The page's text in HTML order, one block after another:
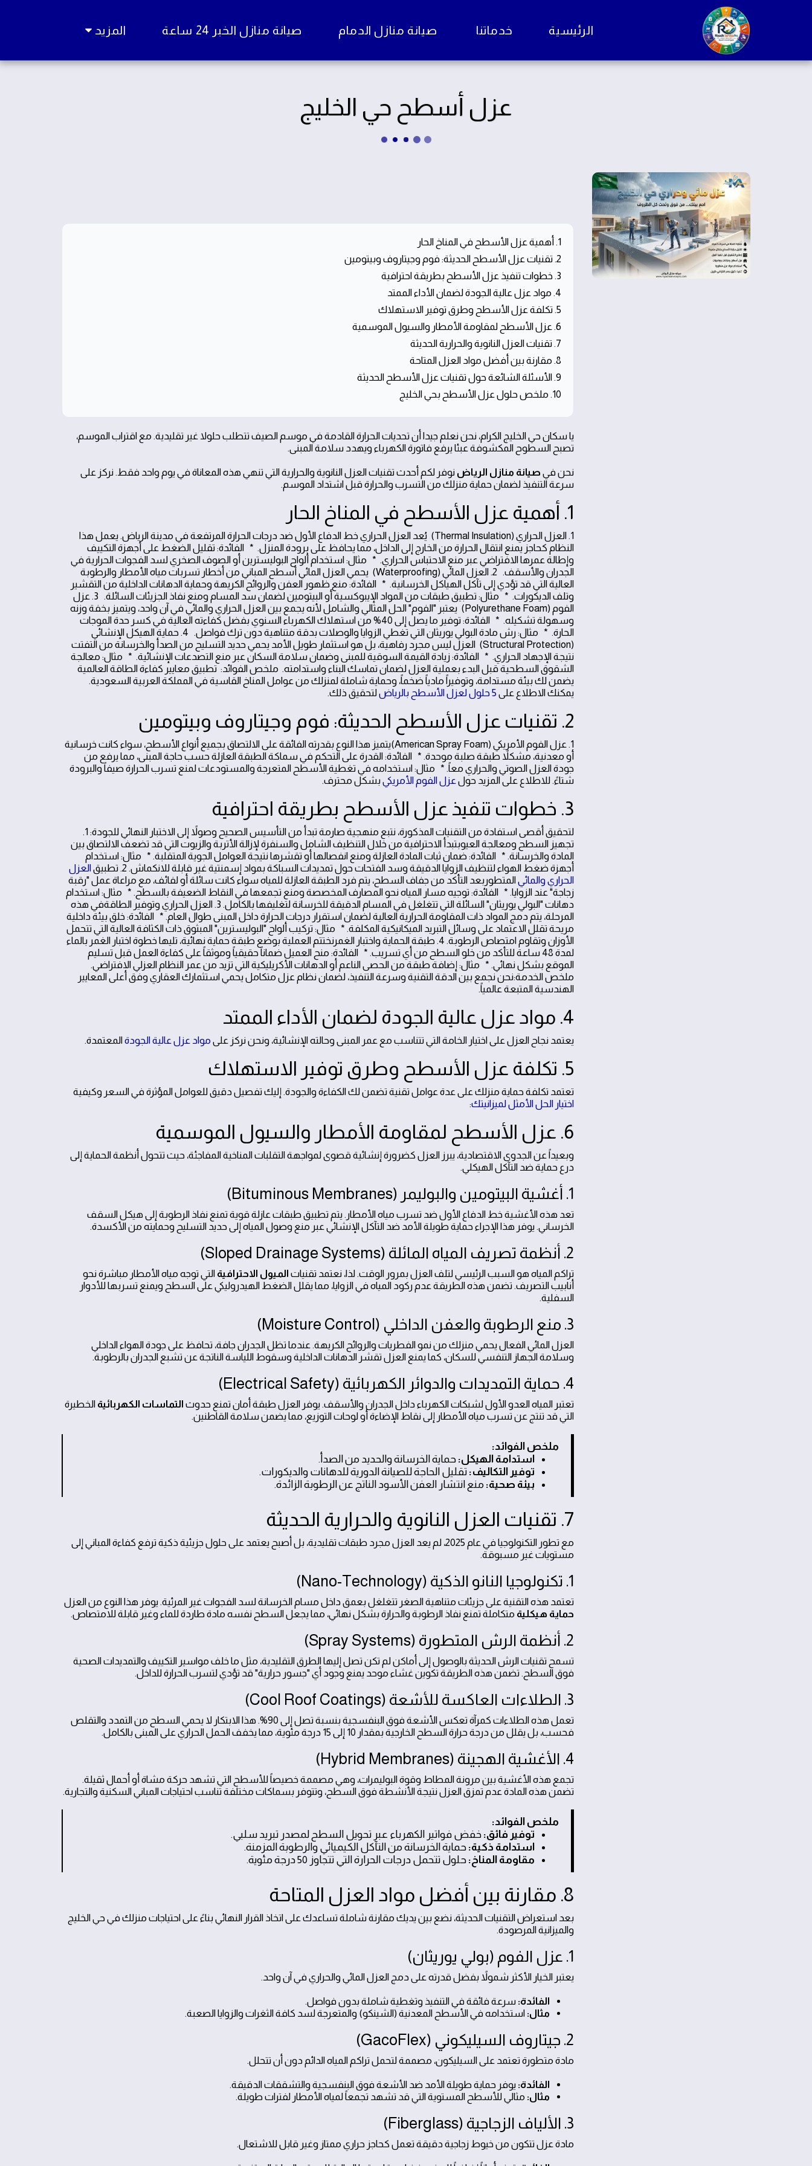
الرئيسية خدماتنا صيانة منازل الدمام صيانة منازل الخبر 24 ساعة المزيد
عزل أسطح حي الخليج
1. أهمية عزل الأسطح في المناخ الحار
2. تقنيات عزل الأسطح الحديثة: فوم وجيتاروف وبيتومين
3. خطوات تنفيذ عزل الأسطح بطريقة احترافية
4. مواد عزل عالية الجودة لضمان الأداء الممتد
5. تكلفة عزل الأسطح وطرق توفير الاستهلاك
6. عزل الأسطح لمقاومة الأمطار والسيول الموسمية
7. تقنيات العزل النانوية والحرارية الحديثة
8. مقارنة بين أفضل مواد العزل المتاحة
9. الأسئلة الشائعة حول تقنيات عزل الأسطح الحديثة
10. ملخص حلول عزل الأسطح بحي الخليج
يا سكان حي الخليج الكرام، نحن نعلم جيدا أن تحديات الحرارة القادمة في موسم الصيف تتطلب حلولا غير تقليدية. مع اقتراب الموسم،
تصبح السطوح المكشوفة عبئا يرفع فاتورة الكهرباء ويهدد سلامة المبنى.
نحن في صيانة منازل الرياض نوفر لكم أحدث تقنيات العزل النانوية والحرارية التي تنهي هذه المعاناة في يوم واحد فقط. نركز على
سرعة التنفيذ لضمان حماية منزلك من التسرب والحرارة قبل اشتداد الموسم.
1. أهمية عزل الأسطح في المناخ الحار
1. العزل الحراري (Thermal Insulation) يُعد العزل الحراري خط الدفاع الأول ضد درجات الحرارة المرتفعة في مدينة الرياض. يعمل هذا
النظام كحاجز يمنع انتقال الحرارة من الخارج إلى الداخل، مما يحافظ على برودة المنزل. * الفائدة: تقليل الضغط على أجهزة التكييف
وإطالة عمرها الافتراضي عبر منع الاحتباس الحراري. * مثال: استخدام ألواح البوليسترين أو الصوف الصخري لسد الفجوات الحرارية في
الجدران والأسقف. 2. العزل المائي (Waterproofing) يحمي العزل المائي أسطح المباني من أخطار تسربات مياه الأمطار والرطوبة
العالية التي قد تؤدي إلى تآكل الهياكل الخرسانية. * الفائدة: منع ظهور العفن والروائح الكريهة وحماية الدهانات الداخلية من التقشير
وتلف الديكورات. * مثال: تطبيق طبقات من المواد الإيبوكسية أو البيتومين لضمان سد المسام ومنع نفاذ الجزيئات السائلة. 3. عزل
الفوم (Polyurethane Foam) يعتبر "الفوم" الحل المثالي والشامل لأنه يجمع بين العزل الحراري والمائي في آن واحد، ويتميز بخفة وزنه
وسهولة تشكيله. * الفائدة: توفير ما يصل إلى 40% من استهلاك الكهرباء السنوي بفضل كفاءته العالية في كسر حدة الموجات
الحارة. * مثال: رش مادة البولي يوريثان التي تغطي الزوايا والوصلات بدقة متناهية دون ترك فواصل. 4. حماية الهيكل الإنشائي
(Structural Protection) العزل ليس مجرد رفاهية، بل هو استثمار طويل الأمد يحمي حديد التسليح من الصدأ والخرسانة من التفتت
نتيجة الإجهاد الحراري. * الفائدة: زيادة القيمة السوقية للمبنى وضمان سلامة السكان عبر منع التصدعات الإنشائية. * مثال: معالجة
الشقوق السطحية قبل البدء بعملية العزل لضمان تماسك البناء واستدامته. ملخص الفوائد: تطبيق معايير كفاءة الطاقة العالمية
يضمن لك بيئة مستدامة، وتوفيراً مادياً ضخماً، وحماية شاملة لمنزلك من عوامل المناخ القاسية في المملكة العربية السعودية.
يمكنك الاطلاع على 5 حلول لعزل الأسطح بالرياض لتحقيق ذلك.
2. تقنيات عزل الأسطح الحديثة: فوم وجيتاروف وبيتومين
1. عزل الفوم الأمريكي (American Spray Foam)يتميز هذا النوع بقدرته الفائقة على الالتصاق بجميع أنواع الأسطح، سواء كانت خرسانية
أو معدنية، مشكلاً طبقة صلبة موحدة. * الفائدة: القدرة على التحكم في سماكة الطبقة العازلة حسب حاجة المبنى، مما يرفع من
جودة العزل الصوتي والحراري معاً. * مثال: استخدامه في تغطية الأسطح المتعرجة والمستودعات لمنع تسرب الحرارة صيفاً والبرودة
شتاءً. للاطلاع على المزيد حول عزل الفوم الأمريكيبشكل محترف.
3. خطوات تنفيذ عزل الأسطح بطريقة احترافية
لتحقيق أقصى استفادة من التقنيات المذكورة، نتبع منهجية صارمة تبدأ من التأسيس الصحيح وصولاً إلى الاختبار النهائي للجودة: 1.
تجهيز السطح ومعالجة العيوبتبدأ الاحترافية من خلال التنظيف الشامل والسنفرة لإزالة الأتربة والزيوت التي قد تضعف الالتصاق بين
المادة والخرسانة. * الفائدة: ضمان ثبات المادة العازلة ومنع انفصالها أو تقشرها نتيجة العوامل الجوية المتقلبة. * مثال: استخدام
أجهزة ضغط الهواء لتنظيف الزوايا الدقيقة وسد الفتحات حول تمديدات السباكة بمواد إسمنتية غير قابلة للانكماش. 2. تطبيق
العزل
الحراري والمائيالمتطوربعد التأكد من جفاف السطح، يتم فرد الطبقة العازلة للمياه سواء كانت سائلة أو لفائف، مع مراعاة عمل "رقبة
زجاجة" عند الزوايا. * الفائدة: توجيه مسار المياه نحو المصارف المخصصة ومنع تجمعها في النقاط الضعيفة بالسطح. * مثال: استخدام
دهانات "البولي يوريثان" السائلة التي تتغلغل في المسام الدقيقة للخرسانة لتغليفها بالكامل. 3. العزل الحراري وتوفير الطاقةفي هذه
المرحلة، يتم دمج المواد ذات المقاومة الحرارية العالية لضمان استقرار درجات الحرارة داخل المبنى طوال العام. * الفائدة: خلق بيئة داخلية
مريحة تقلل الاعتماد على وسائل التبريد الميكانيكية المكلفة. * مثال: تركيب ألواح "البوليسترين" المبثوق ذات الكثافة العالية التي تتحمل
الأوزان وتقاوم امتصاص الرطوبة. 4. طبقة الحماية واختبار الغمرنختتم العملية بوضع طبقة حماية نهائية، تليها خطوة اختبار الغمر بالماء
لمدة 48 ساعة للتأكد من خلو السطح من أي تسريب. * الفائدة: منح العميل ضماناً حقيقياً وموثقاً على كفاءة العمل قبل تسليم
الموقع بشكل نهائي. * مثال: إضافة طبقة من الحصى الناعم أو الدهانات الأكريليكية التي تزيد من عمر النظام العزلي الافتراضي.
ملخص الخدمة:نحن نجمع بين الدقة التقنية وسرعة التنفيذ، لضمان نظام عزل متكامل يحمي استثمارك العقاري وفق أعلى المعايير
الهندسية المتبعة عالمياً.
4. مواد عزل عالية الجودة لضمان الأداء الممتد
يعتمد نجاح العزل على اختيار الخامة التي تتناسب مع عمر المبنى وحالته الإنشائية، ونحن نركز على مواد عزل عالية الجودةالمعتمدة.
5. تكلفة عزل الأسطح وطرق توفير الاستهلاك
تعتمد تكلفة حماية منزلك على عدة عوامل تقنية تضمن لك الكفاءة والجودة. إليك تفصيل دقيق للعوامل المؤثرة في السعر وكيفية
اختيار الحل الأمثل لميزانيتك:
6. عزل الأسطح لمقاومة الأمطار والسيول الموسمية
وبعيداً عن الجدوى الاقتصادية، يبرز العزل كضرورة إنشائية قصوى لمواجهة التقلبات المناخية المفاجئة، حيث تتحول أنظمة الحماية إلى
درع حماية ضد التآكل الهيكلي.
1. أغشية البيتومين والبوليمر (Bituminous Membranes)
تعد هذه الأغشية خط الدفاع الأول ضد تسرب مياه الأمطار. يتم تطبيق طبقات عازلة قوية تمنع نفاذ الرطوبة إلى هيكل السقف
الخرساني. يوفر هذا الإجراء حماية طويلة الأمد ضد التآكل الإنشائي عبر منع وصول المياه إلى حديد التسليح وحمايته من الأكسدة.
2. أنظمة تصريف المياه المائلة (Sloped Drainage Systems)
تراكم المياه هو السبب الرئيسي لتلف العزل بمرور الوقت. لذا، نعتمد تقنيات الميول الاحترافية التي توجه مياه الأمطار مباشرة نحو
أنابيب التصريف. تضمن هذه الطريقة عدم ركود المياه في الزوايا، مما يقلل الضغط الهيدروليكي على السطح ويمنع تسربها للأدوار
السفلية.
3. منع الرطوبة والعفن الداخلي (Moisture Control)
العزل المائي الفعال يحمي منزلك من نمو الفطريات والروائح الكريهة. عندما تظل الجدران جافة، تحافظ على جودة الهواء الداخلي
وسلامة الجهاز التنفسي للسكان، كما يمنع العزل تقشر الدهانات الداخلية وسقوط اللياسة الناتجة عن تشبع الجدران بالرطوبة.
4. حماية التمديدات والدوائر الكهربائية (Electrical Safety)
تعتبر المياه العدو الأول لشبكات الكهرباء داخل الجدران والأسقف. يوفر العزل طبقة أمان تمنع حدوث التماسات الكهربائية الخطيرة
التي قد تنتج عن تسرب مياه الأمطار إلى نقاط الإضاءة أو لوحات التوزيع، مما يضمن سلامة القاطنين.
ملخص الفوائد:
استدامة الهيكل: حماية الخرسانة والحديد من الصدأ.
توفير التكاليف: تقليل الحاجة للصيانة الدورية للدهانات والديكورات.
بيئة صحية: منع انتشار العفن الأسود الناتج عن الرطوبة الزائدة.
7. تقنيات العزل النانوية والحرارية الحديثة
مع تطور التكنولوجيا في عام 2025، لم يعد العزل مجرد طبقات تقليدية، بل أصبح يعتمد على حلول جزيئية ذكية ترفع كفاءة المباني إلى
مستويات غير مسبوقة.
1. تكنولوجيا النانو الذكية (Nano-Technology)
تعتمد هذه التقنية على جزيئات متناهية الصغر تتغلغل بعمق داخل مسام الخرسانة لسد الفجوات غير المرئية. يوفر هذا النوع من العزل
حماية هيكلية متكاملة تمنع نفاذ الرطوبة والحرارة بشكل نهائي، مما يجعل السطح نفسه مادة طاردة للماء وغير قابلة للامتصاص.
2. أنظمة الرش المتطورة (Spray Systems)
تسمح تقنيات الرش الحديثة بالوصول إلى أماكن لم تكن تصل إليها الطرق التقليدية، مثل ما خلف مواسير التكييف والتمديدات الصحية
فوق السطح. تضمن هذه الطريقة تكوين غشاء موحد يمنع وجود أي "جسور حرارية" قد تؤدي لتسرب الحرارة للداخل.
3. الطلاءات العاكسة للأشعة (Cool Roof Coatings)
تعمل هذه الطلاءات كمرآة تعكس الأشعة فوق البنفسجية بنسبة تصل إلى 90%. هذا الابتكار لا يحمي السطح من التمدد والتقلص
فحسب، بل يقلل من درجة حرارة السطح الخارجية بمقدار 10 إلى 15 درجة مئوية، مما يخفف الحمل الحراري على المبنى بالكامل.
4. الأغشية الهجينة (Hybrid Membranes)
تجمع هذه الأغشية بين مرونة المطاط وقوة البوليمرات، وهي مصممة خصيصاً للأسطح التي تشهد حركة مشاة أو أحمال ثقيلة.
تضمن هذه المادة عدم تمزق العزل نتيجة الأنشطة فوق السطح، وتتوفر بسماكات مختلفة تناسب احتياجات المباني السكنية والتجارية.
ملخص الفوائد:
توفير فائق: خفض فواتير الكهرباء عبر تحويل السطح لمصدر تبريد سلبي.
استدامة ذكية: حماية الخرسانة من التآكل الكيميائي والرطوبة المزمنة.
مقاومة المناخ: حلول تتحمل درجات الحرارة التي تتجاوز 50 درجة مئوية.
8. مقارنة بين أفضل مواد العزل المتاحة
بعد استعراض التقنيات الحديثة، نضع بين يديك مقارنة شاملة تساعدك على اتخاذ القرار النهائي بناءً على احتياجات منزلك في حي الخليج
والميزانية المرصودة.
1. عزل الفوم (بولي يوريثان)
يعتبر الخيار الأكثر شمولاً بفضل قدرته على دمج العزل المائي والحراري في آن واحد.
الفائدة: سرعة فائقة في التنفيذ وتغطية شاملة بدون فواصل.
مثال: استخدامه في الأسطح المعدنية (الشينكو) والمتعرجة لسد كافة الثغرات والزوايا الصعبة.
2. جيتاروف السيليكوني (GacoFlex)
مادة متطورة تعتمد على السيليكون، مصممة لتحمل تراكم المياه الدائم دون أن تتحلل.
الفائدة: يوفر حماية طويلة الأمد ضد الأشعة فوق البنفسجية والتشققات الدقيقة.
مثال: مثالي للأسطح المستوية التي قد تشهد تجمعاً لمياه الأمطار لفترات طويلة.
3. الألياف الزجاجية (Fiberglass)
مادة عزل تتكون من خيوط زجاجية دقيقة تعمل كحاجز حراري ممتاز وغير قابل للاشتعال.